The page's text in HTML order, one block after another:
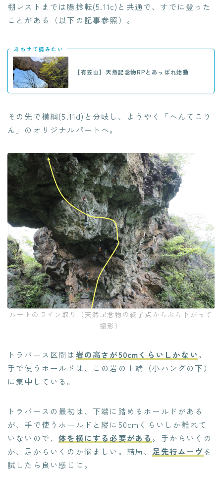
棚レストまでは腸捻転(5.11c)と共通で、すでに登った
ことがある（以下の記事参照）。
あわせて読みたい
【有笠山】天然記念物RPとあっぱれ始動
その先で横綱(5.11d)と分岐し、ようやく「へんてこり
ん」のオリジナルパートへ。
ルートのライン取り（天然記念物の終了点からぶら下がって
撮影）
トラバース区間は岩の高さが50cmくらいしかない。
手で使うホールドは、この岩の上端（小ハングの下）
に集中している。
トラバースの最初は、下端に踏めるホールドがある
が、手で使うホールドと縦に50cmくらいしか離れて
いないので、体を横にする必要がある 。手からいくの
か、足からいくのか悩ましい。結局、 足先行ムーヴを
試したら良い感じに。